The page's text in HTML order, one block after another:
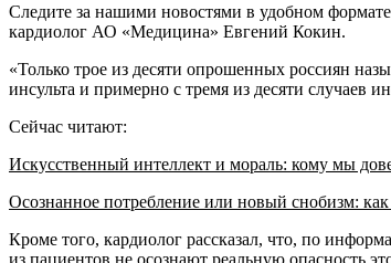
Следите за нашими новостями в удобном
кардиолог АО «Медицина» Евгений Кокин.
«Только трое из десяти опрошенных россиян
инсульта и примерно с тремя из десяти случаев
Сейчас читают:
Искусственный интеллект и мораль: кому мы
Осознанное потребление или новый снобизм:
Кроме того, кардиолог рассказал, что, по
из пациентов не осознают реальную опасность